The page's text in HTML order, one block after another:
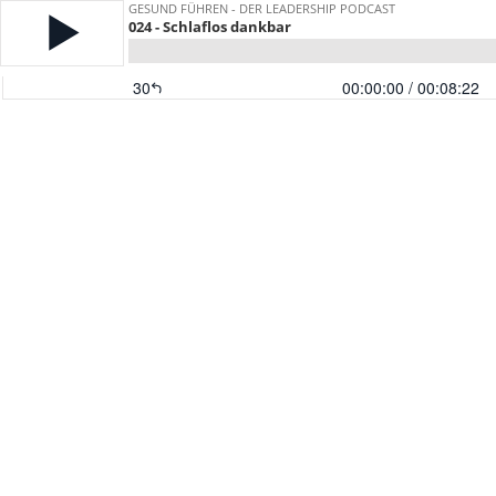
GESUND FÜHREN - DER LEADERSHIP PODCAST
024 - Schlaflos dankbar
30 00:00:00 / 00:08:22